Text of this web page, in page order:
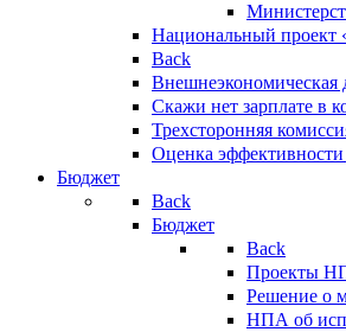
Национальный проект
Back
Внешнеэкономическая
Скажи нет зарплате в
Трехсторонняя
Оценка
Бюджет
Back
Бюджет
Back
Проекты
Решение о
НПА об